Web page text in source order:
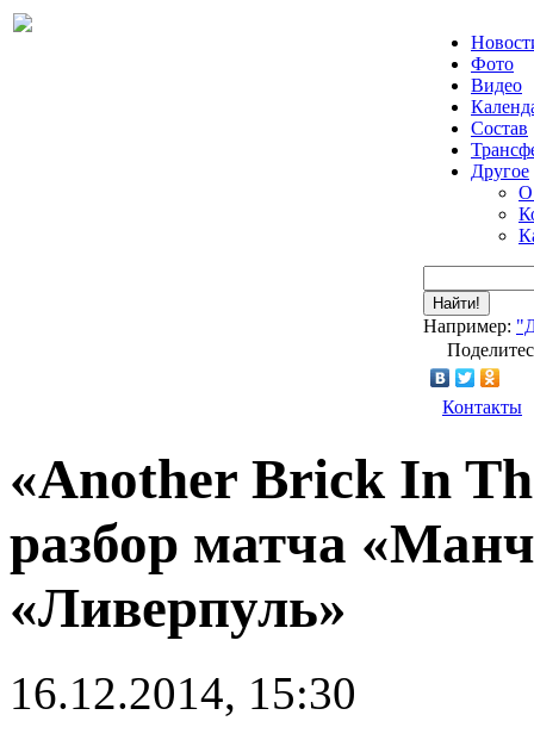
Фото
Видео
Состав
Другое
О
Найти!
Например:
Контакты
«Another Brick In
разбор матча
«Ливерпуль»
16.12.2014, 15:30